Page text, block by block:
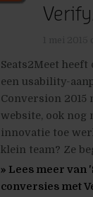
Seats2Meet
een usability-
Conversion 2015
website, ook nog
innovatie toe
klein team? Ze
» Lees meer
conversies met